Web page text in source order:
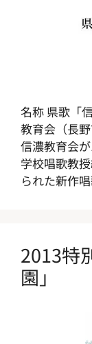
名称 県歌「
教育会（長
信濃教育会
学校唱歌教
られた新作
2013特
園」